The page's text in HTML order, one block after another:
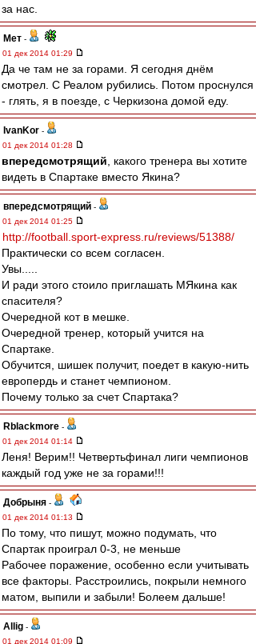
за нас.
Мет -
01 дек 2014 01:29
Да че там не за горами. Я сегодня днём
смотрел. С Реалом рубились. Потом проснулся
- глять, я в поезде, с Черкизона домой еду.
IvanKor -
01 дек 2014 01:28
впередсмотрящий , какого тренера вы хотите
видеть в Спартаке вместо Якина?
впередсмотрящий -
01 дек 2014 01:25
http://football.sport-express.ru/reviews/51388/
Практически со всем согласен.
Увы.....
И ради этого стоило приглашать МЯкина как
спасителя?
Очередной кот в мешке.
Очередной тренер, который учится на
Спартаке.
Обучится, шишек получит, поедет в какую-нить
европердь и станет чемпионом.
Почему только за счет Спартака?
Rblackmore -
01 дек 2014 01:14
Леня! Верим!! Четвертьфинал лиги чемпионов
каждый год уже не за горами!!!
Добрыня -
01 дек 2014 01:13
По тому, что пишут, можно подумать, что
Спартак проиграл 0-3, не меньше
Рабочее поражение, особенно если учитывать
все факторы. Расстроились, покрыли немного
матом, выпили и забыли! Болеем дальше!
Allig -
01 дек 2014 01:09